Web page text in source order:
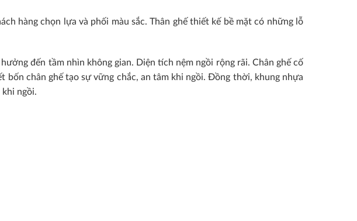
hàng chọn lựa và phối màu sắc. Thân ghế thiết kế bề mặt có những lỗ
đến tầm nhìn không gian. Diện tích nệm ngồi rộng rãi. Chân ghế cố
chân ghế tạo sự vững chắc, an tâm khi ngồi. Đồng thời, khung nhựa
ngồi.